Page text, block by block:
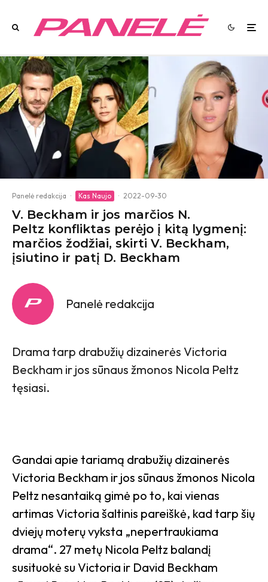
Panelė redakcija · Kas Naujo · 2022-09-30
V. Beckham ir jos marčios N.
Peltz konfliktas perėjo į kitą lygmenį:
marčios žodžiai, skirti V. Beckham,
įsiutino ir patį D. Beckham
Panelė redakcija
Drama tarp drabužių dizainerės Victoria
Beckham ir jos sūnaus žmonos Nicola Peltz
tęsiasi.
Gandai apie tariamą drabužių dizainerės
Victoria Beckham ir jos sūnaus žmonos Nicola
Peltz nesantaiką gimė po to, kai vienas
artimas Victoria šaltinis pareiškė, kad tarp šių
dviejų moterų vyksta „nepertraukiama
drama“. 27 metų Nicola Peltz balandį
susituokė su Victoria ir David Beckham